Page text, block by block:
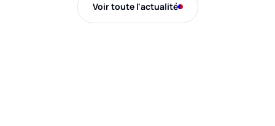
Voir toute l'actualité